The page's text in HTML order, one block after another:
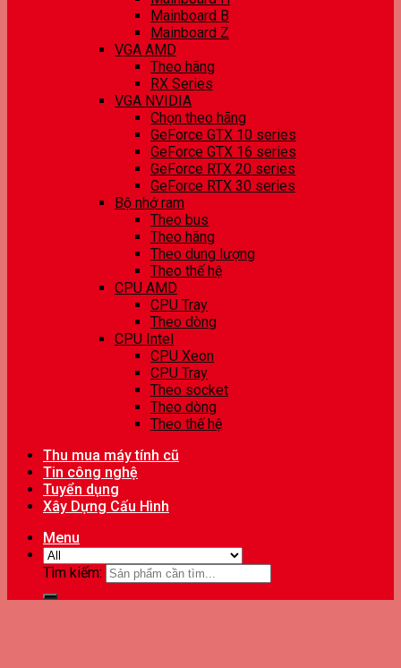
Mainboard B
Mainboard Z
VGA AMD
Theo hãng
RX Series
VGA NVIDIA
Chọn theo hãng
GeForce GTX 10 series
GeForce GTX 16 series
GeForce RTX 20 series
GeForce RTX 30 series
Bộ nhớ ram
Theo bus
Theo hãng
Theo dung lượng
Theo thế hệ
CPU AMD
CPU Tray
Theo dòng
CPU Intel
CPU Xeon
CPU Tray
Theo socket
Theo dòng
Theo thế hệ
Thu mua máy tính cũ
Tin công nghệ
Tuyển dụng
Xây Dựng Cấu Hình
Menu
Tìm kiếm: